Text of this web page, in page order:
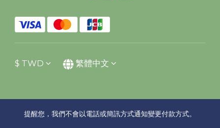
$ TWD 繁體中文
提醒您，我們不會以電話或簡訊方式通知變更付款方式。